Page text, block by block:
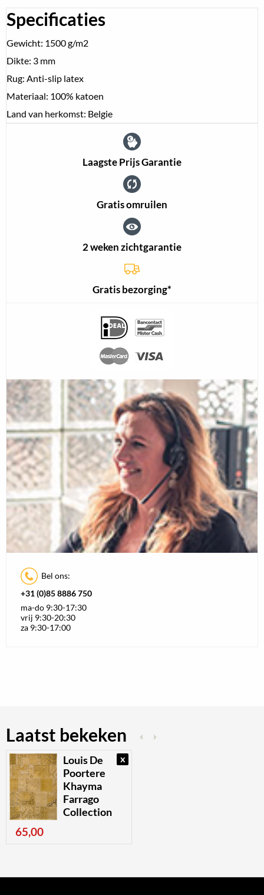
Specificaties
Gewicht: 1500 g/m2
Dikte: 3 mm
Rug: Anti-slip latex
Materiaal: 100% katoen
Land van herkomst: Belgie
Laagste Prijs Garantie
Gratis omruilen
2 weken zichtgarantie
Gratis bezorging*
Bel ons:
+31 (0)85 8886 750
ma-do 9:30-17:30
vrij 9:30-20:30
za 9:30-17:00
Laatst bekeken
x
Louis De
Poortere
Khayma
Farrago
Collection
65,00